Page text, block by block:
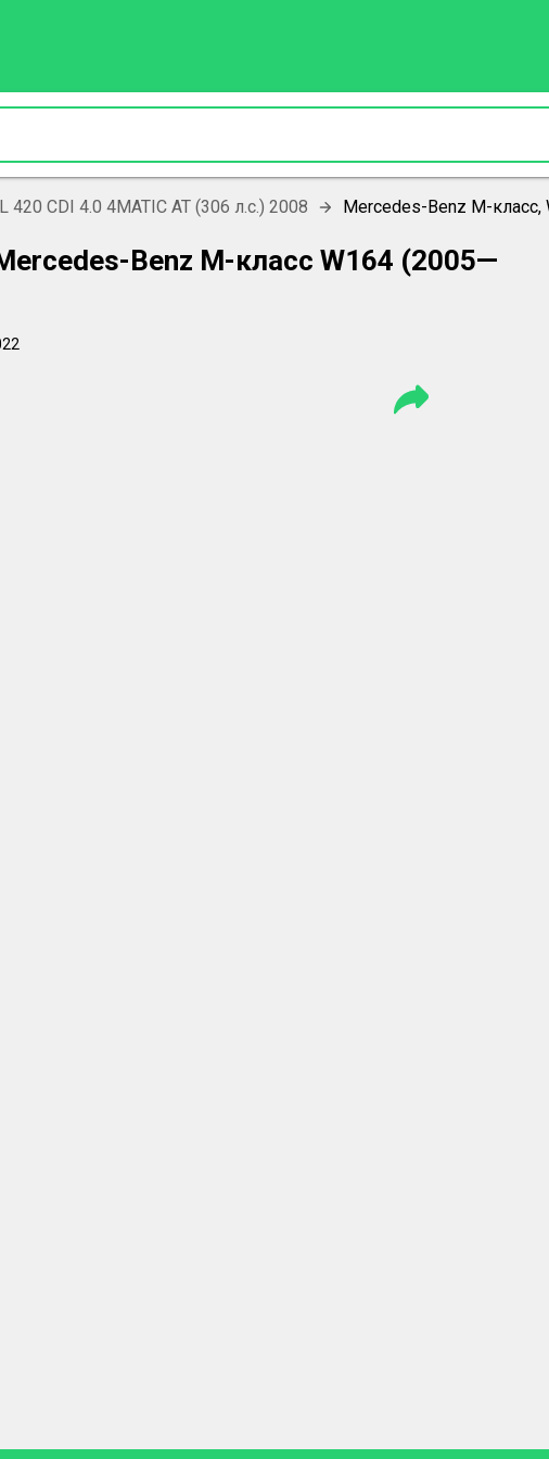
420 CDI 4.0 4MATIC AT (306 л.с.) 2008 Mercedes-Benz M-
Benz M-класс W164 (2005—